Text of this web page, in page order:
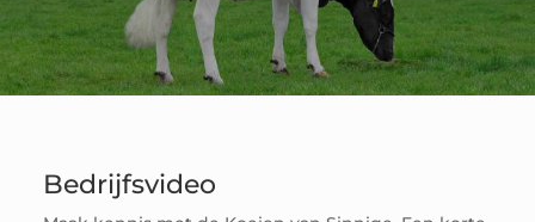
Bedrijfsvideo